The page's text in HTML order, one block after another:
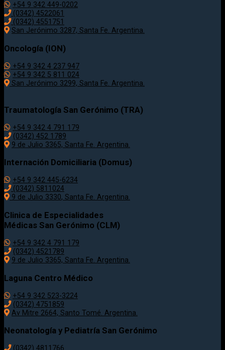
+54 9 342 449-0202
(0342) 4522061
(0342) 4551751
San Jerónimo 3287, Santa Fe. Argentina.
Oncología (ION)
+54 9 342 4 237 947
+54 9 342 5 811 024
San Jerónimo 3299, Santa Fe. Argentina.
Traumatología San Gerónimo (TRA)
+54 9 342 4 791 179
(0342) 452 1789
9 de Julio 3365, Santa Fe. Argentina.
Internación Domiciliaria (Domus)
+54 9 342 445-6234
(0342) 5811024
9 de Julio 3330, Santa Fe. Argentina.
Clinica de Especialidades
Médicas San Gerónimo (CLM)
+54 9 342 4 791 179
(0342) 4521789
9 de Julio 3365, Santa Fe. Argentina.
Laguna Centro Médico
+54 9 342 523-3224
(0342) 4751859
Av Mitre 2664, Santo Tomé. Argentina.
Neonatología y Pediatría San Gerónimo